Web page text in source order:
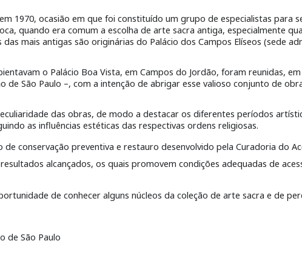
1970, ocasião em que foi constituído um grupo de especialistas para
quando era comum a escolha de arte sacra antiga, especialmente
mais antigas são originárias do Palácio dos Campos Elíseos (sede
o Palácio Boa Vista, em Campos do Jordão, foram reunidas, em
São Paulo –, com a intenção de abrigar esse valioso conjunto de
das obras, de modo a destacar os diferentes períodos
as influências estéticas das respectivas ordens religiosas.
conservação preventiva e restauro desenvolvido pela Curadoria do
alcançados, os quais promovem condições adequadas de
de conhecer alguns núcleos da coleção de arte sacra e de
de São Paulo